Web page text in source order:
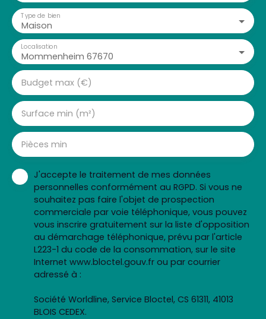
Maison
Type de bien
Mommenheim 67670
Localisation
Budget max (€)
Surface min (m²)
Pièces min
J'accepte le traitement de mes données
personnelles conformément au RGPD. Si vous ne
souhaitez pas faire l'objet de prospection
commerciale par voie téléphonique, vous pouvez
vous inscrire gratuitement sur la liste d'opposition
au démarchage téléphonique, prévu par l'article
L223-1 du code de la consommation, sur le site
Internet www.bloctel.gouv.fr ou par courrier
adressé à :
Société Worldline, Service Bloctel, CS 61311, 41013
BLOIS CEDEX.